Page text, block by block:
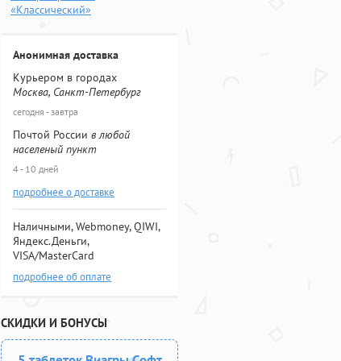
«Классический»
Анонимная доставка
Курьером в городах
Москва, Санкт-Петербург
сегодня - завтра
Почтой России в любой
населеный пункт
4 - 10 дней
подробнее о доставке
Наличными, Webmoney, QIWI,
Яндекс.Деньги,
VISA/MasterCard
подробнее об оплате
СКИДКИ И БОНУСЫ